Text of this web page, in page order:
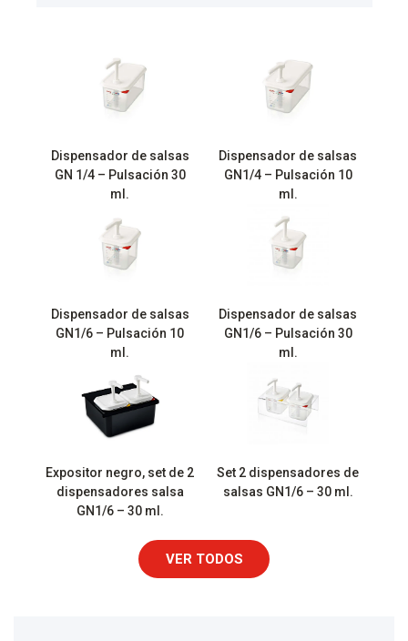
Dispensador de salsas
GN 1/4 – Pulsación 30
ml.
Dispensador de salsas
GN1/4 – Pulsación 10
ml.
Dispensador de salsas
GN1/6 – Pulsación 10
ml.
Dispensador de salsas
GN1/6 – Pulsación 30
ml.
Expositor negro, set de 2
dispensadores salsa
GN1/6 – 30 ml.
Set 2 dispensadores de
salsas GN1/6 – 30 ml.
VER TODOS